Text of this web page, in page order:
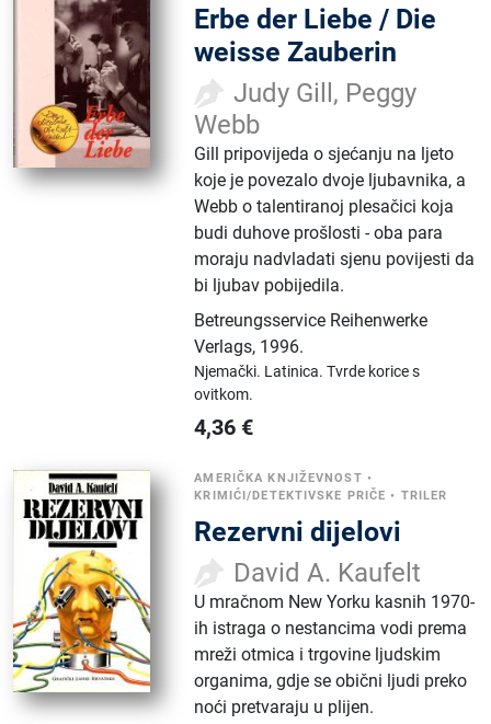
Erbe der Liebe / Die
weisse Zauberin
Judy Gill, Peggy
Webb
Gill pripovijeda o sjećanju na ljeto
koje je povezalo dvoje ljubavnika, a
Webb o talentiranoj plesačici koja
budi duhove prošlosti - oba para
moraju nadvladati sjenu povijesti da
bi ljubav pobijedila.
Betreungsservice Reihenwerke
Verlags, 1996.
Njemački. Latinica.Tvrde korice s
ovitkom.
4,36 €
AMERIČKA KNJIŽEVNOST •
KRIMIĆI/DETEKTIVSKE PRIČE • TRILER
Rezervni dijelovi
David A. Kaufelt
U mračnom New Yorku kasnih 1970-
ih istraga o nestancima vodi prema
mreži otmica i trgovine ljudskim
organima, gdje se obični ljudi preko
noći pretvaraju u plijen.